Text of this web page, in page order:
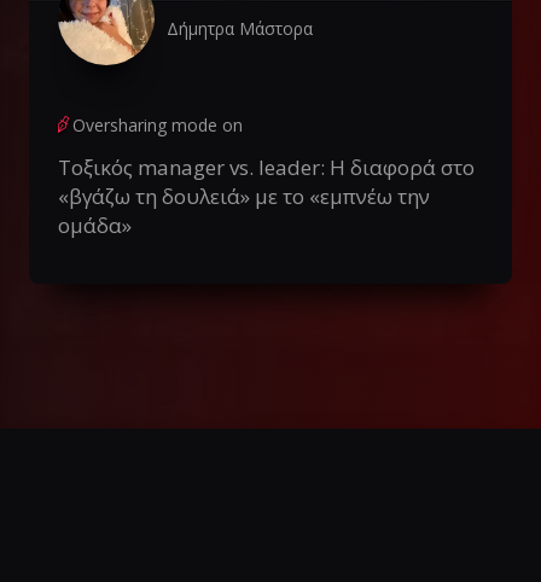
Δήμητρα Μάστορα
Oversharing mode on
Τοξικός manager vs. leader: Η διαφορά στο
«βγάζω τη δουλειά» με το «εμπνέω την
ομάδα»